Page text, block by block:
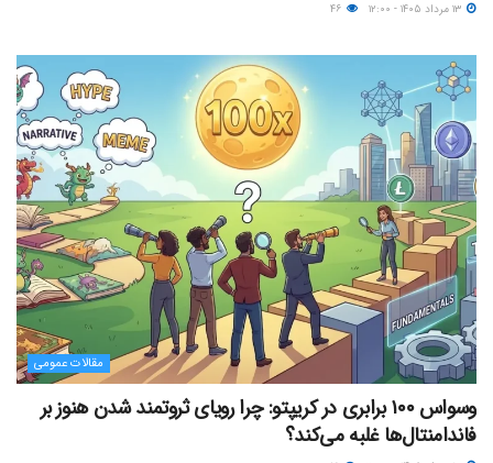
مقالات عمومی
وسواس ۱۰۰ برابری در کریپتو: چرا رویای ثروتمند شدن هنوز بر
فاندامنتال‌ها غلبه می‌کند؟